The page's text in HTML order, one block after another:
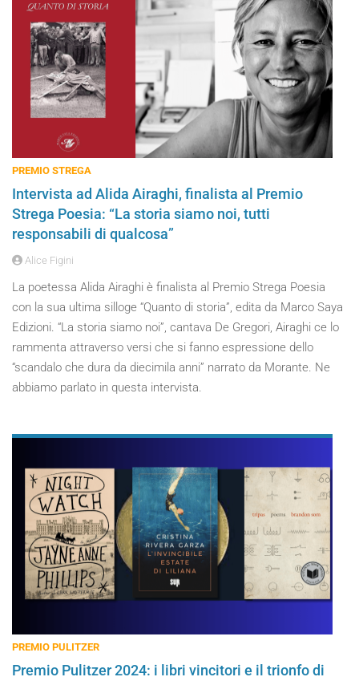
PREMIO STREGA
Intervista ad Alida Airaghi, finalista al Premio
Strega Poesia: “La storia siamo noi, tutti
responsabili di qualcosa”
Alice Figini
La poetessa Alida Airaghi è finalista al Premio Strega Poesia
con la sua ultima silloge “Quanto di storia”, edita da Marco Saya
Edizioni. “La storia siamo noi”, cantava De Gregori, Airaghi ce lo
rammenta attraverso versi che si fanno espressione dello
“scandalo che dura da diecimila anni” narrato da Morante. Ne
abbiamo parlato in questa intervista.
PREMIO PULITZER
Premio Pulitzer 2024: i libri vincitori e il trionfo di